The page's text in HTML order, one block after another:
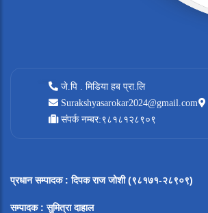
जे.पि . मिडिया हब प्रा.लि
Surakshyasarokar2024@gmail.com
संपर्क नम्बर:९८१८१२८९०९
प्रधान सम्पादक: दिपक राज जोशी (९८१७१-२८९०९)
सम्पादक : सुमित्रा दाहाल